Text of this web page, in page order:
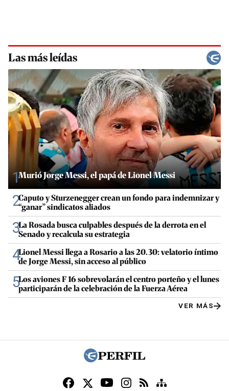
Las más leídas
1Murió Jorge Messi, el papá de Lionel Messi
2Caputo y Sturzenegger crean un fondo para indemnizar y
“ganar” sindicatos aliados
3La Rosada busca culpables después de la derrota en el
Senado y recalcula su estrategia
4Lionel Messi llega a Rosario a las 20.30: velatorio íntimo
de Jorge Messi, sin acceso al público
5Los aviones F 16 sobrevolarán el centro porteño y el lunes
participarán de la celebración de la Fuerza Aérea
VER MÁS